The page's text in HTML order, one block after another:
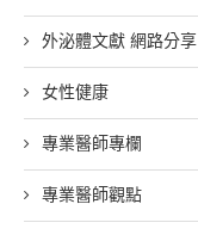
外泌體文獻 網路分享
女性健康
專業醫師專欄
專業醫師觀點